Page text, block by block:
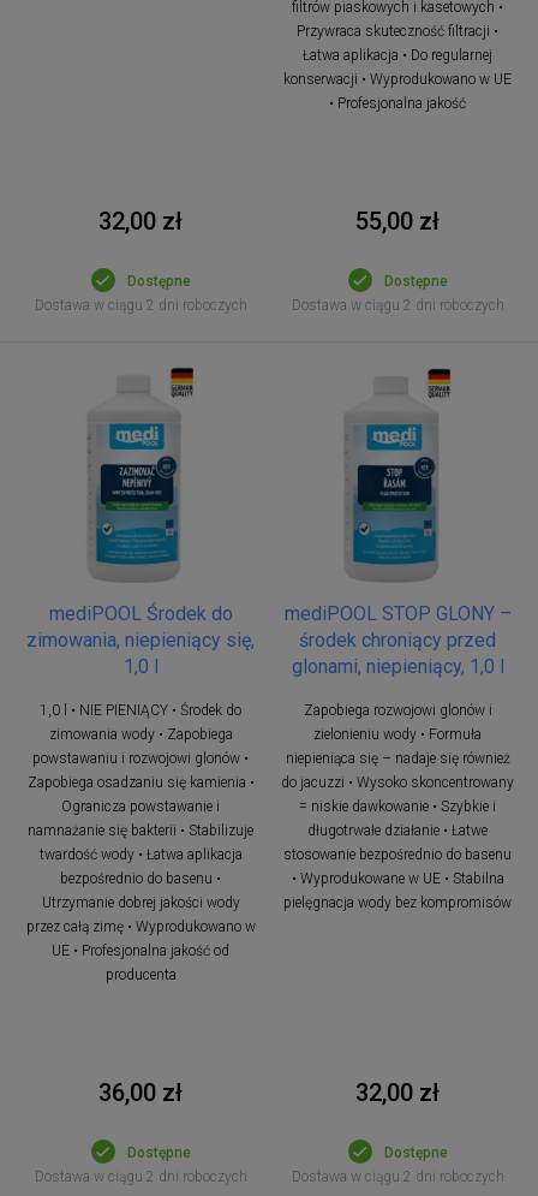
32,00 zł
Dostępne
Dostawa w ciągu 2 dni roboczych
filtrów piaskowych i kasetowych •
Przywraca skuteczność filtracji •
Łatwa aplikacja • Do regularnej
konserwacji • Wyprodukowano w UE
• Profesjonalna jakość
55,00 zł
Dostępne
Dostawa w ciągu 2 dni roboczych
mediPOOL Środek do
zimowania, niepieniący się,
1,0 l
1,0 l • NIE PIENIĄCY • Środek do
zimowania wody • Zapobiega
powstawaniu i rozwojowi glonów •
Zapobiega osadzaniu się kamienia •
Ogranicza powstawanie i
namnażanie się bakterii • Stabilizuje
twardość wody • Łatwa aplikacja
bezpośrednio do basenu •
Utrzymanie dobrej jakości wody
przez całą zimę • Wyprodukowano w
UE • Profesjonalna jakość od
producenta
36,00 zł
Dostępne
Dostawa w ciągu 2 dni roboczych
mediPOOL STOP GLONY –
środek chroniący przed
glonami, niepieniący, 1,0 l
Zapobiega rozwojowi glonów i
zielonieniu wody • Formuła
niepieniąca się – nadaje się również
do jacuzzi • Wysoko skoncentrowany
= niskie dawkowanie • Szybkie i
długotrwałe działanie • Łatwe
stosowanie bezpośrednio do basenu
• Wyprodukowane w UE • Stabilna
pielęgnacja wody bez kompromisów
32,00 zł
Dostępne
Dostawa w ciągu 2 dni roboczych